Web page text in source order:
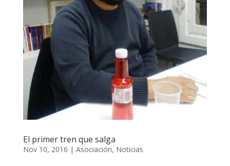
El primer tren que salga
Nov 10, 2016 | Asociación, Noticias